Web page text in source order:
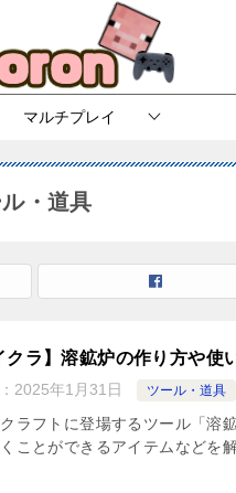
マルチプレイ
・道具
クラ】溶鉱炉の作り方や
2025年1月31日 ツール・道具
ラフトに登場するツール「溶
ことができるアイテムなどを